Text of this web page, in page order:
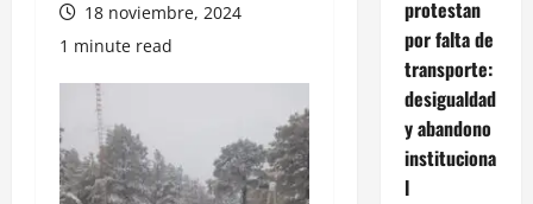
18 noviembre, 2024
1 minute read
protestan
por falta de
transporte:
desigualdad
y abandono
instituciona
l